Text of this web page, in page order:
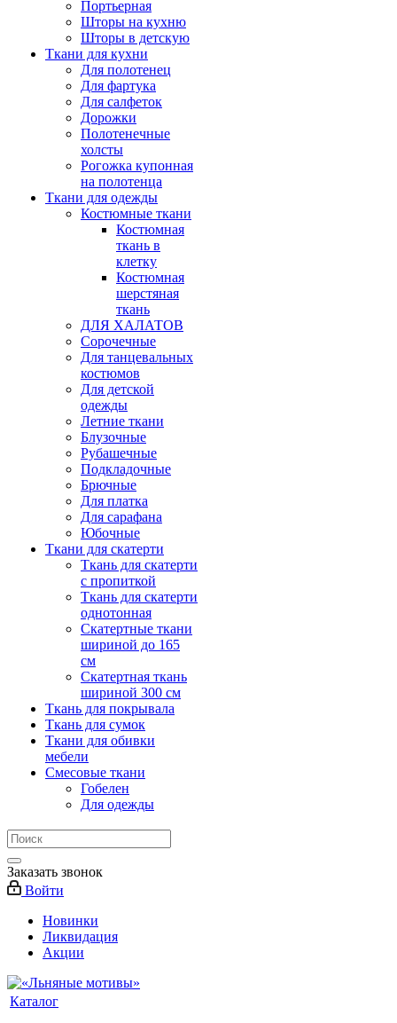
Портьерная
Шторы на кухню
Шторы в детскую
Ткани для кухни
Для полотенец
Для фартука
Для салфеток
Дорожки
Полотенечные
холсты
Рогожка купонная
на полотенца
Ткани для одежды
Костюмные ткани
Костюмная
ткань в
клетку
Костюмная
шерстяная
ткань
ДЛЯ ХАЛАТОВ
Сорочечные
Для танцевальных
костюмов
Для детской
одежды
Летние ткани
Блузочные
Рубашечные
Подкладочные
Брючные
Для платка
Для сарафана
Юбочные
Ткани для скатерти
Ткань для скатерти
с пропиткой
Ткань для скатерти
однотонная
Скатертные ткани
шириной до 165
см
Скатертная ткань
шириной 300 см
Ткань для покрывала
Ткань для сумок
Ткани для обивки
мебели
Смесовые ткани
Гобелен
Для одежды
Заказать звонок
Войти
Новинки
Ликвидация
Акции
Каталог